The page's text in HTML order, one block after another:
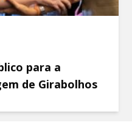
para a
de Girabolhos